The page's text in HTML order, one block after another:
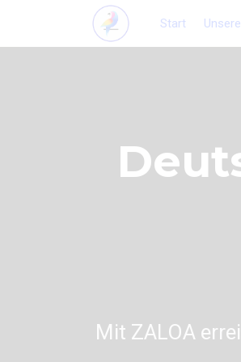
Start
Mit ZALOA